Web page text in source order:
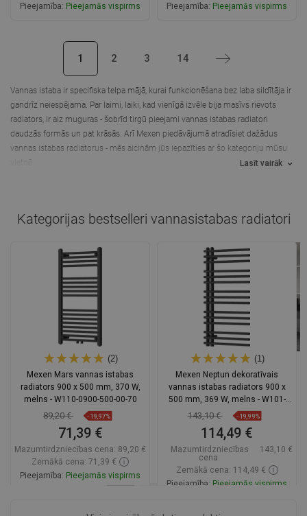
Pieejamība: Pieejamās vispirms
Iecienītākie
Pieejamība: Pieejamās vispirms
Salīdzināt
1 2 3 14 Nākošais
Vannas istaba ir specifiska telpa mājā, kurai funkcionēšana bez laba sildītāja ir
gandrīz neiespējama. Par laimi, laiki, kad vienīgā izvēle bija masīvs rievots
radiators, ir aiz muguras - šobrīd tirgū pieejami vannas istabas radiatori
daudzās formās un pat krāsās. Arī Mexen piedāvājumā atradīsiet dažādus
vannas istabas radiatorus - mēs aicinām jūs iepazīties ar šo kategoriju mūsu
Lasīt vairāk
Kategorijas bestselleri vannasistabas radiatori
(2)
Mexen Mars vannas istabas
radiators 900 x 500 mm, 370 W,
melns - W110-0900-500-00-70
89,20 € -19,97%
71,39 €
Mazumtirdzniecības cena: 89,20 €
Zemākā cena: 71,39 €
Pieejamība: Pieejamās vispirms
(1)
Mexen Neptun dekoratīvais
vannas istabas radiators 900 x
500 mm, 369 W, melns - W101-
0900-500-00-70
143,10 € -19,99%
114,49 €
Mazumtirdzniecības
cena:
143,10 €
Zemākā cena: 114,49 €
Pieejamība: Pieejamās vispirms
Ielikt grozā